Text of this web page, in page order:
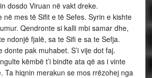
dosdo Viruan në vakt dreke.
në mes të Sifit e të Sefes. Syrin e kishte
Qendronte si kalli mbi samar dhe,
ndonjë fjalë, sa te Sifi e sa te Sefja.
donte pak muhabet. S’i vije dot faj.
këmbë t’i bindte ata që as i vinte
Ta hiqnin merakun se mos rrëzohej nga